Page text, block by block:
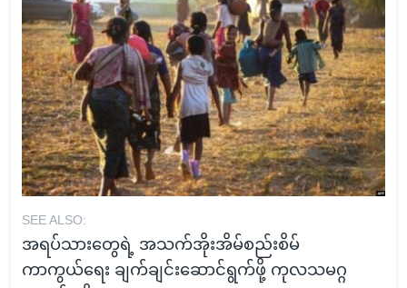
SEE ALSO:
အရပ်သားတွေရဲ့ အသက်အိုးအိမ်စည်းစိမ်
ကာကွယ်ရေး ချက်ချင်းဆောင်ရွက်ဖို့ ကုလသမဂ္ဂ